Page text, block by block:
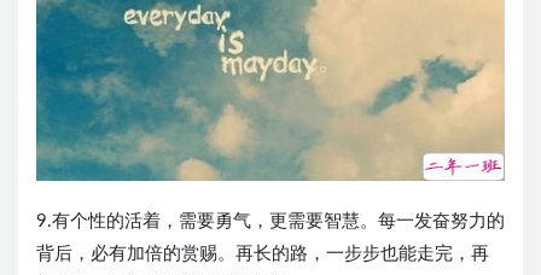
9.有个性的活着，需要勇气，更需要智慧。每一发奋努力的
背后，必有加倍的赏赐。再长的路，一步步也能走完，再